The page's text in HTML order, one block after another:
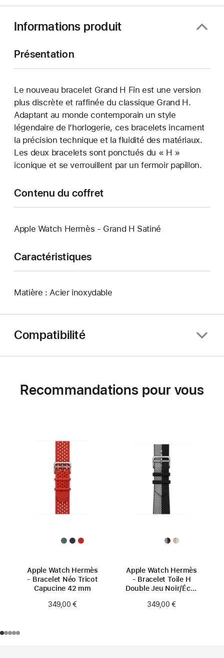
fenêtre)
Informations produit
Présentation
Le nouveau bracelet Grand H Fin est une version
plus discrète et raffinée du classique Grand H.
Adaptant au monde contemporain un style
légendaire de l’horlogerie, ces bracelets incarnent
la précision technique et la fluidité des matériaux.
Les deux bracelets sont ponctués du « H »
iconique et se verrouillent par un fermoir papillon.
Contenu du coffret
Apple Watch Hermès - Grand H Satiné
Caractéristiques
Matière : Acier inoxydable
Compatibilité
Recommandations pour vous
Apple Watch Hermès
- Bracelet Néo Tricot
Capucine 42 mm
349,00 €
Apple Watch Hermès
- Bracelet Toile H
Double Jeu Noir/Écru
349,00 €